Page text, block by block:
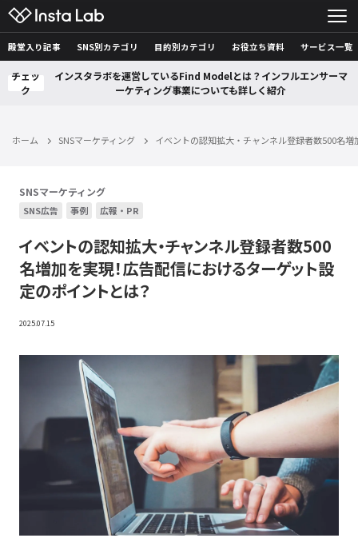
殿堂入り記事 SNS別カテゴリ 目的別カテゴリ お役立ち資料 サービス一覧
チェッ
ク
インスタラボを運営しているFind Modelとは？インフルエンサーマ
ーケティング事業についても詳しく紹介
ホーム SNSマーケティング イベントの認知拡大・チャンネル登録者数500名
SNSマーケティング
SNS広告 事例 広報・PR
イベントの認知拡大・チャンネル登録者数500
名増加を実現！広告配信におけるターゲット設
定のポイントとは？
2025.07.15